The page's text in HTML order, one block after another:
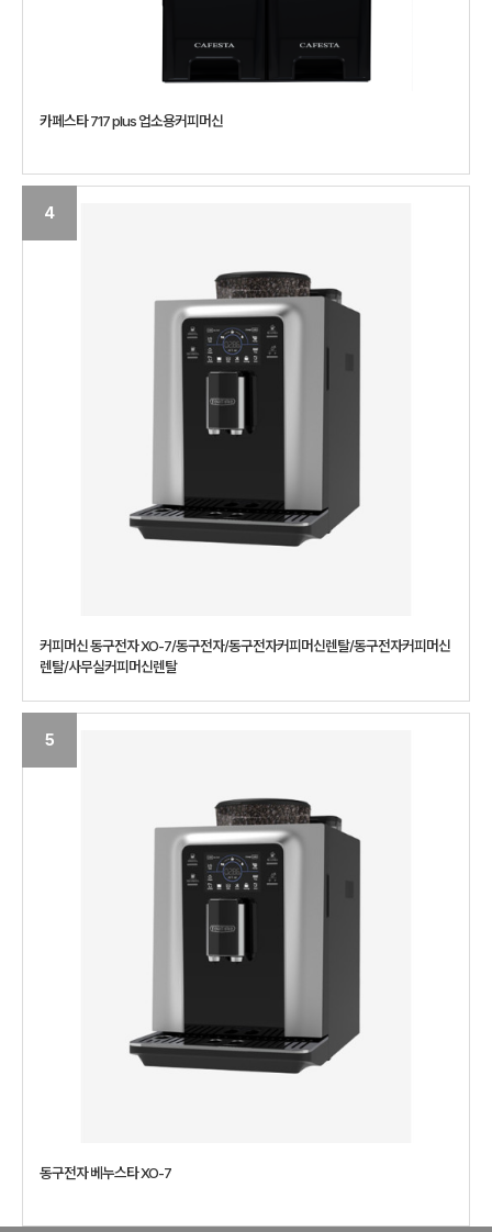
카페스타 717 plus 업소용커피머신
4
커피머신 동구전자 XO-7/동구전자/동구전자커피머신렌탈/동구전자커피머신
렌탈/사무실커피머신렌탈
5
동구전자 베누스타 XO-7